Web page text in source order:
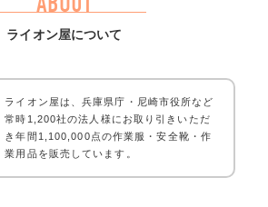
ライオン屋について
ライオン屋は、兵庫県庁・尼崎市役所など
常時1,200社の法人様にお取り引きいただ
き年間1,100,000点の作業服・安全靴・作
業用品を販売しています。